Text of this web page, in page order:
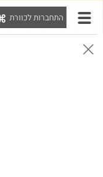
התחברות לכוורת
הבהרה: בי.דילז הינה